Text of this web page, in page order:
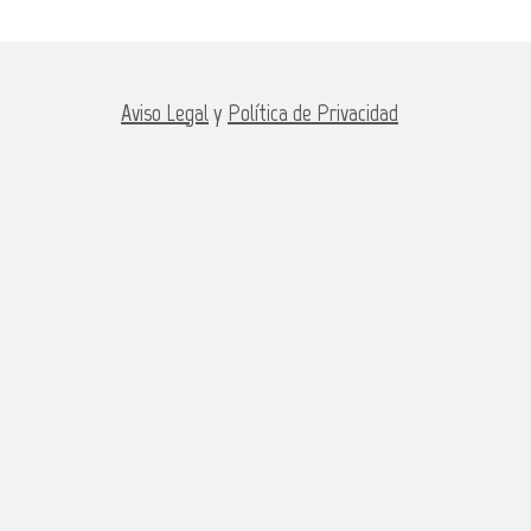
Aviso Legaly Política de Privacidad